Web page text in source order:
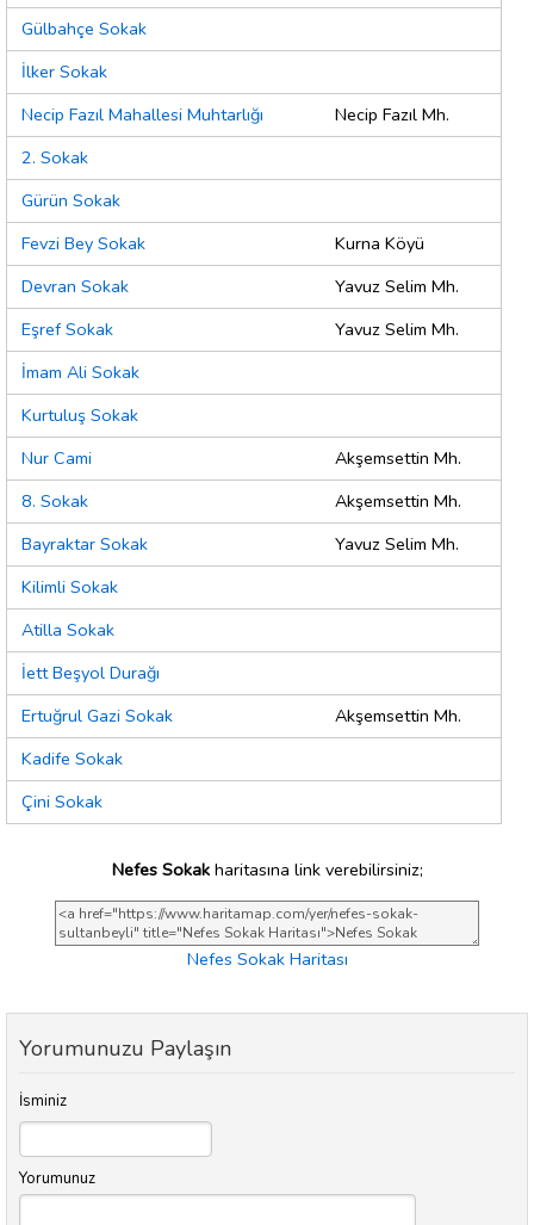
Gülbahçe Sokak
İlker Sokak
Necip Fazıl Mahallesi Muhtarlığı
Necip Fazıl Mh.
2. Sokak
Gürün Sokak
Fevzi Bey Sokak
Kurna Köyü
Devran Sokak
Yavuz Selim Mh.
Eşref Sokak
Yavuz Selim Mh.
İmam Ali Sokak
Kurtuluş Sokak
Nur Cami
Akşemsettin Mh.
8. Sokak
Akşemsettin Mh.
Bayraktar Sokak
Yavuz Selim Mh.
Kilimli Sokak
Atilla Sokak
İett Beşyol Durağı
Ertuğrul Gazi Sokak
Akşemsettin Mh.
Kadife Sokak
Çini Sokak
Nefes Sokakharitasına link verebilirsiniz;
Nefes Sokak Haritası
Yorumunuzu Paylaşın
İsminiz
Yorumunuz